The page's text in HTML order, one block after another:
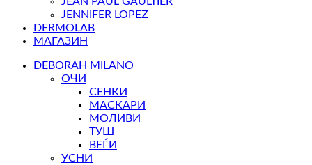
JENNIFER LOPEZ
DERMOLAB
МАГАЗИН
DEBORAH MILANO
ОЧИ
СЕНКИ
МАСКАРИ
МОЛИВИ
ТУШ
ВЕЃИ
УСНИ